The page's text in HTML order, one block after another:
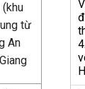
từ
An